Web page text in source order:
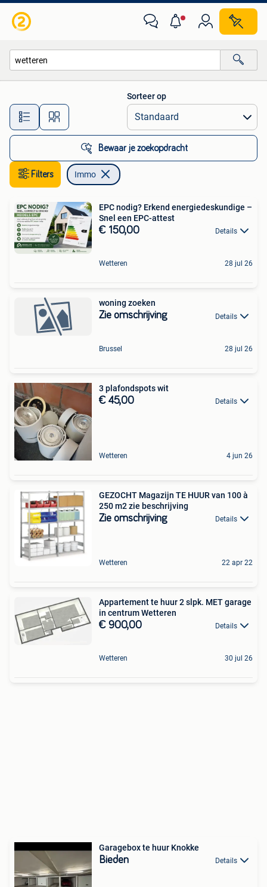
Alle afstanden…
Sorteer op
Bewaar je zoekopdracht
Filters Immo
EPC nodig? Erkend energiedeskundige –
Snel een EPC-attest
€ 150,00 Details
Wetteren 28 jul 26
woning zoeken
Zie omschrijving Details
Brussel 28 jul 26
3 plafondspots wit
€ 45,00 Details
Wetteren 4 jun 26
GEZOCHT Magazijn TE HUUR van 100 à
250 m2 zie beschrijving
Zie omschrijving Details
Wetteren 22 apr 22
Appartement te huur 2 slpk. MET garage
in centrum Wetteren
€ 900,00 Details
Wetteren 30 jul 26
Garagebox te huur Knokke
Bieden Details